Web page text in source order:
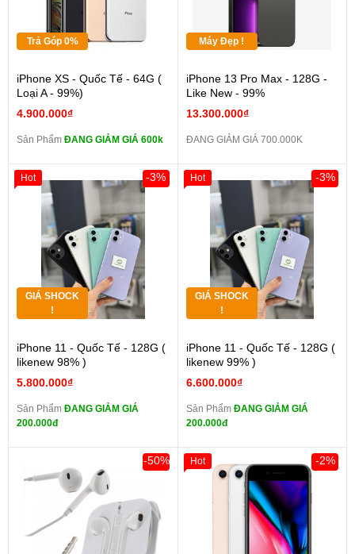
Trả Góp 0%
iPhone XS - Quốc Tế - 64G (
Loại A - 99%)
4.900.000₫
Sản Phẩm ĐANG GIẢM GIÁ 600k
Máy Đẹp !
iPhone 13 Pro Max - 128G -
Like New - 99%
13.300.000₫
ĐANG GIẢM GIÁ 700.000K
GIÁ SHOCK
!
iPhone 11 - Quốc Tế - 128G (
likenew 98% )
5.800.000₫
-3%
Sản Phẩm ĐANG GIẢM GIÁ
200.000đ
Hot
GIÁ SHOCK
!
iPhone 11 - Quốc Tế - 128G (
likenew 99% )
6.600.000₫
-3%
Sản Phẩm ĐANG GIẢM GIÁ
200.000đ
Hot
-50% -2%
Hot